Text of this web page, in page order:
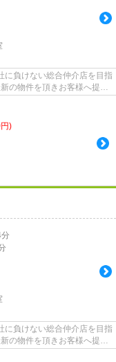
に負けない総合仲介店を目指
の物件を頂きお客様へ提供
)
分
に負けない総合仲介店を目指
の物件を頂きお客様へ提供